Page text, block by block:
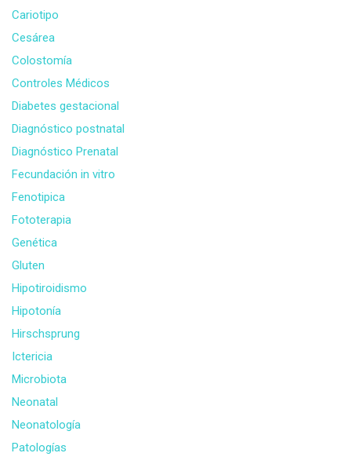
Cariotipo
Cesárea
Colostomía
Controles Médicos
Diabetes gestacional
Diagnóstico postnatal
Diagnóstico Prenatal
Fecundación in vitro
Fenotipica
Fototerapia
Genética
Gluten
Hipotiroidismo
Hipotonía
Hirschsprung
Ictericia
Microbiota
Neonatal
Neonatología
Patologías